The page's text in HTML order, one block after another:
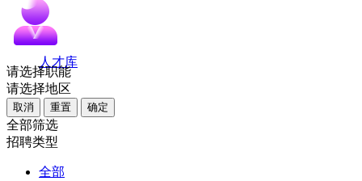
人才库
请选择职能
请选择地区
取消 重置 确定
全部筛选
招聘类型
全部